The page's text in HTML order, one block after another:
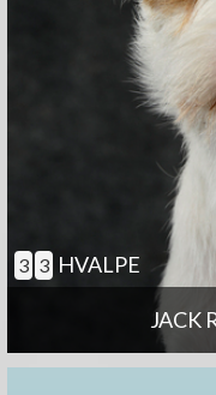
JACK
3 3 HVALPE